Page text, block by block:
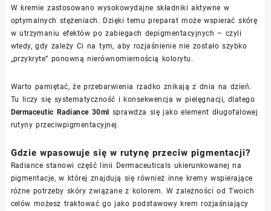
W kremie zastosowano wysokowydajne składniki aktywne w
optymalnych stężeniach. Dzięki temu preparat może wspierać skórę
w utrzymaniu efektów po zabiegach depigmentacyjnych – czyli
wtedy, gdy zależy Ci na tym, aby rozjaśnienie nie zostało szybko
„przykryte” ponowną nierównomiernością kolorytu.
Warto pamiętać, że przebarwienia rzadko znikają z dnia na dzień.
Tu liczy się systematyczność i konsekwencja w pielęgnacji, dlatego
Dermaceutic Radiance 30ml sprawdza się jako element długofalowej
rutyny przeciwpigmentacyjnej.
Gdzie wpasowuje się w rutynę przeciw pigmentacji?
Radiance stanowi część linii Dermaceuticals ukierunkowanej na
pigmentacje, w której znajdują się również inne kremy wspierające
różne potrzeby skóry związane z kolorem. W zależności od Twoich
celów możesz traktować go jako podstawowy krem rozjaśniający